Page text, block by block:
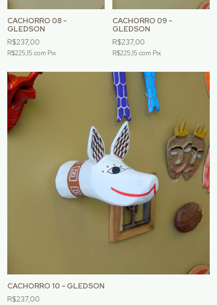
CACHORRO 08 -
GLEDSON
R$237,00
R$225,15 com Pix
CACHORRO 09 -
GLEDSON
R$237,00
R$225,15 com Pix
CACHORRO 10 - GLEDSON
R$237,00